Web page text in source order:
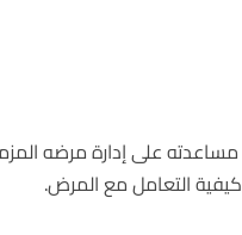
على إدارة مرضه
التعامل مع المرض.